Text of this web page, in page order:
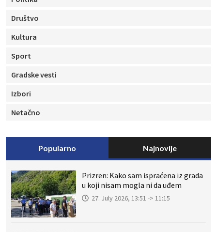
Društvo
Kultura
Sport
Gradske vesti
Izbori
Netačno
Popularno Najnovije
Prizren: Kako sam ispraćena iz grada
u koji nisam mogla ni da uđem
27. July 2026, 13:51 -> 11:15